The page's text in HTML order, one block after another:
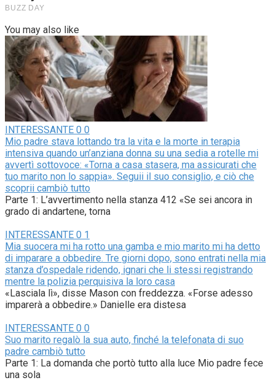
You may also like
INTERESSANTE 0 0
Mio padre stava lottando tra la vita e la morte in terapia
intensiva quando un’anziana donna su una sedia a rotelle mi
avvertì sottovoce: «Torna a casa stasera, ma assicurati che
tuo marito non lo sappia». Seguii il suo consiglio, e ciò che
scoprii cambiò tutto
Parte 1: L’avvertimento nella stanza 412 «Se sei ancora in
grado di andartene, torna
INTERESSANTE 0 1
Mia suocera mi ha rotto una gamba e mio marito mi ha detto
di imparare a obbedire. Tre giorni dopo, sono entrati nella mia
stanza d’ospedale ridendo, ignari che li stessi registrando
mentre la polizia perquisiva la loro casa
«Lasciala lì», disse Mason con freddezza. «Forse adesso
imparerà a obbedire.» Danielle era distesa
INTERESSANTE 0 0
Suo marito regalò la sua auto, finché la telefonata di suo
padre cambiò tutto
Parte 1: La domanda che portò tutto alla luce Mio padre fece
una sola